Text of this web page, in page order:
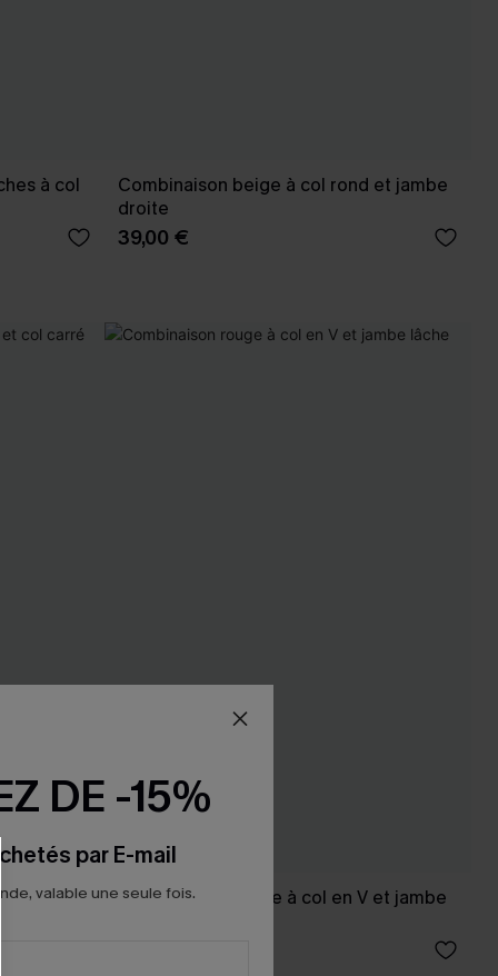
à col
Combinaison beige à col rond et jambe
droite
39,00 €
et col
Combinaison rouge à col en V et jambe
DE -15%
par E-mail
valable une seule fois.